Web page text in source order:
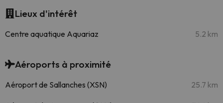
Lieux d'intérêt
Centre aquatique Aquariaz 5.2 km
Aéroports à proximité
Aéroport de Sallanches (XSN) 25.7 km